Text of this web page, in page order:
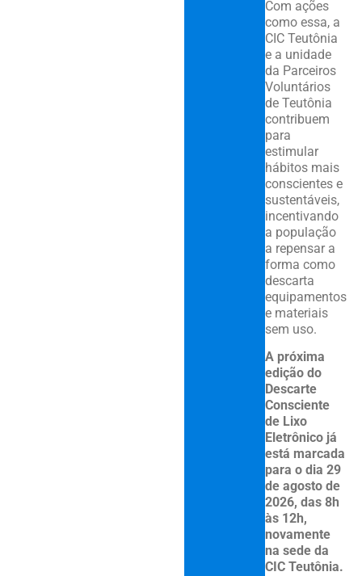
Com ações
como essa, a
CIC Teutônia
e a unidade
da Parceiros
Voluntários
de Teutônia
contribuem
para
estimular
hábitos mais
conscientes e
sustentáveis,
incentivando
a população
a repensar a
forma como
descarta
equipamentos
e materiais
sem uso.
A próxima
edição do
Descarte
Consciente
de Lixo
Eletrônico já
está marcada
para o dia 29
de agosto de
2026, das 8h
às 12h,
novamente
na sede da
CIC Teutônia.